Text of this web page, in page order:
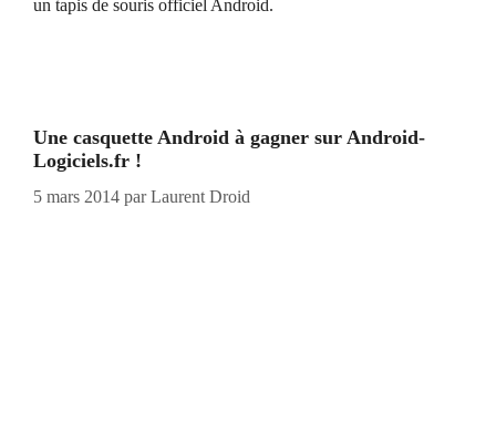
un tapis de souris officiel Android.
Une casquette Android à gagner sur Android-
Logiciels.fr !
5 mars 2014 parLaurent Droid